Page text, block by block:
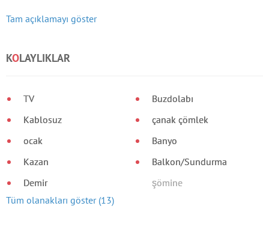
Tam açıklamayı göster
KOLAYLIKLAR
TV
Kablosuz
ocak
Kazan
Demir
Buzdolabı
çanak çömlek
Banyo
Balkon/Sundurma
şömine
Tüm olanakları göster (13)